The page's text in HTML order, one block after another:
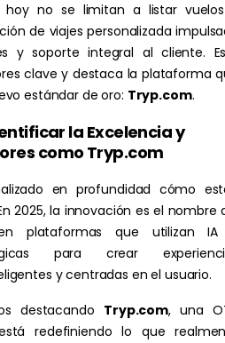
hoy no se limitan a listar
de viajes personalizada
y soporte integral al cliente.
clave y destaca la plataforma
estándar de oro: Tryp.com.
la Excelencia y
como Tryp.com
en profundidad cómo
2025, la innovación es el nombre
plataformas que utilizan
para crear
y centradas en el usuario.
destacando Tryp.com, una
redefiniendo lo que